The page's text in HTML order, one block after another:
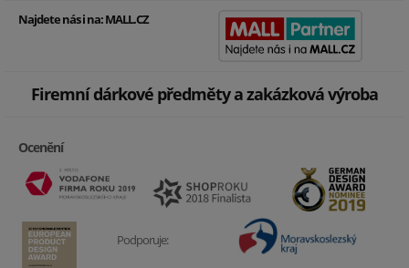
Najdete nás i na:MALL.CZ
Firemní dárkové předměty a zakázková výroba
Ocenění
Podporuje: